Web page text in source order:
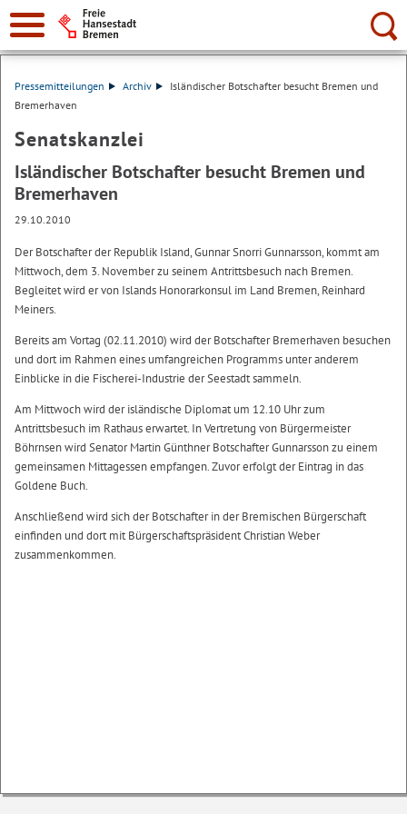
Suche:
Pressemitteilungen Archiv
Isländischer Botschafter besucht Bremen und
Bremerhaven
Senatskanzlei
Isländischer Botschafter besucht Bremen und
Bremerhaven
29.10.2010
Der Botschafter der Republik Island, Gunnar Snorri Gunnarsson, kommt am
Mittwoch, dem 3. November zu seinem Antrittsbesuch nach Bremen.
Begleitet wird er von Islands Honorarkonsul im Land Bremen, Reinhard
Meiners.
Bereits am Vortag (02.11.2010) wird der Botschafter Bremerhaven besuchen
und dort im Rahmen eines umfangreichen Programms unter anderem
Einblicke in die Fischerei-Industrie der Seestadt sammeln.
Am Mittwoch wird der isländische Diplomat um 12.10 Uhr zum
Antrittsbesuch im Rathaus erwartet. In Vertretung von Bürgermeister
Böhrnsen wird Senator Martin Günthner Botschafter Gunnarsson zu einem
gemeinsamen Mittagessen empfangen. Zuvor erfolgt der Eintrag in das
Goldene Buch.
Anschließend wird sich der Botschafter in der Bremischen Bürgerschaft
einfinden und dort mit Bürgerschaftspräsident Christian Weber
zusammenkommen.